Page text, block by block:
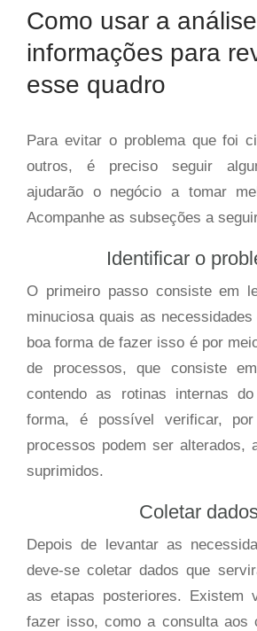
Como usar a
informações para
esse quadro
Para evitar o problema que foi
outros, é preciso seguir
ajudarão o negócio a tomar
Acompanhe as subseções a
Identificar o
O primeiro passo consiste em
minuciosa quais as
boa forma de fazer isso é por
de processos, que consiste
contendo as rotinas internas
forma, é possível verificar, por
processos podem ser alterados,
suprimidos.
Coletar
Depois de levantar as
deve-se coletar dados que
as etapas posteriores. Existem
fazer isso, como a consulta aos